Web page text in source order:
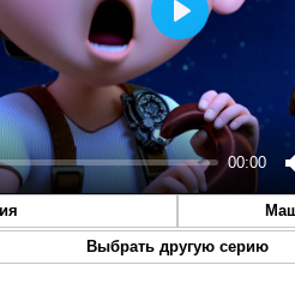
00:00
Play
Выбрать другую серию